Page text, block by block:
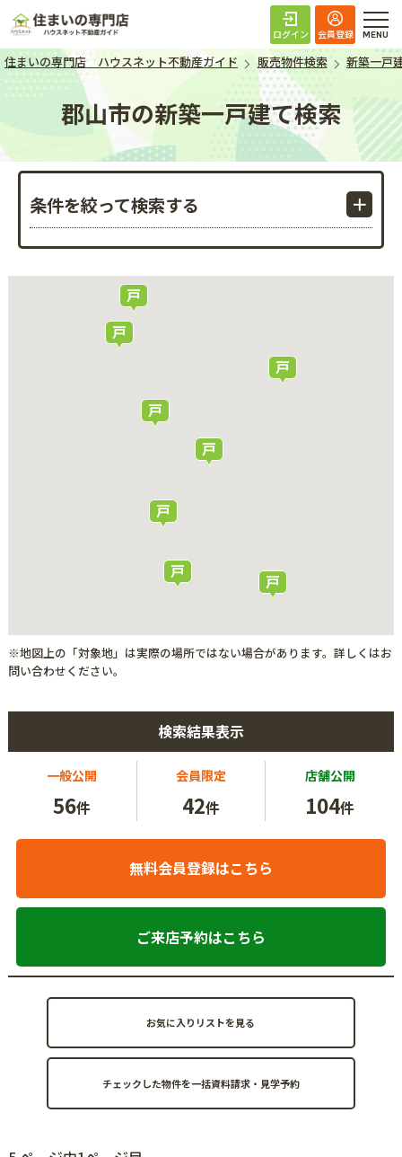
住まいの専門店 ハ
ログイン 会員登録
住まいの専門店 ハウスネット不動産ガイド 販売物件検索 新築一戸
郡山市の新築一戸建て検索
条件を絞って検索する
※地図上の「対象地」は実際の場所ではない場合があります。詳しくはお
問い合わせください。
検索結果表示
一般公開
56件
会員限定
42件
店舗公開
104件
無料会員登録はこちら
ご来店予約はこちら
お気に入りリストを見る